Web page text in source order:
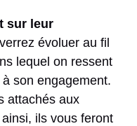
sur leur
évoluer au fil
lequel on ressent
son engagement.
attachés aux
ils vous feront